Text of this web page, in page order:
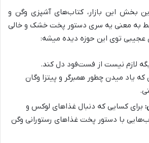
بخش این بازار، کتاب‌های آشپزی وگن و
به معنی یه سری دستور پخت خشک و خالی
عجیبی توی این حوزه دیده میشه:
لازم نیست از فست‌فود دل کند.
یاد میدن چطور همبرگر و پیتزا وگان
برای کسایی که دنبال غذاهای لوکس و
با دستور پخت غذاهای رستورانی وگن